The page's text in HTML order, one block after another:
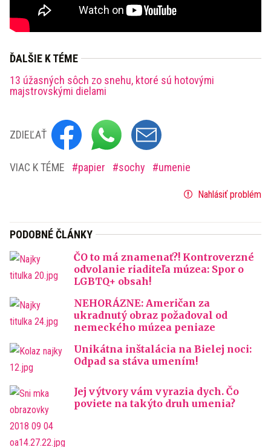
ĎALŠIE K TÉME
13 úžasných sôch zo snehu, ktoré sú hotovými
majstrovskými dielami
ZDIEĽAŤ
VIAC K TÉME papier sochy umenie
Nahlásiť problém
PODOBNÉ ČLÁNKY
ČO to má znamenať?! Kontroverzné
odvolanie riaditeľa múzea: Spor o
LGBTQ+ obsah!
NEHORÁZNE: Američan za
ukradnutý obraz požadoval od
nemeckého múzea peniaze
Unikátna inštalácia na Bielej noci:
Odpad sa stáva umením!
Jej výtvory vám vyrazia dych. Čo
poviete na takýto druh umenia?